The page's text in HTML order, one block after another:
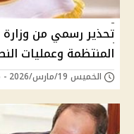
تحذير رسمي من وزارة
المنتظمة وعمليات
الخميس 19/مارس/2026 - 08:36 م